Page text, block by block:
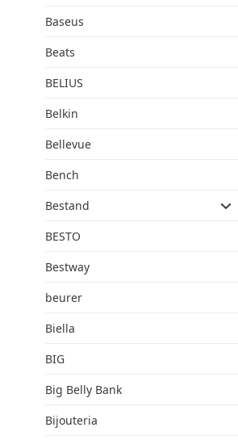
Baseus
Beats
BELIUS
Belkin
Bellevue
Bench
Bestand
BESTO
Bestway
beurer
Biella
BIG
Big Belly Bank
Bijouteria